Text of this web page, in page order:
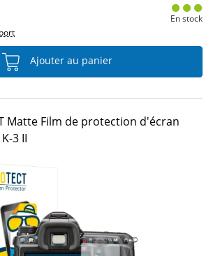
En stock
Ajouter au panier
Matte Film de protection d'écran
3 II